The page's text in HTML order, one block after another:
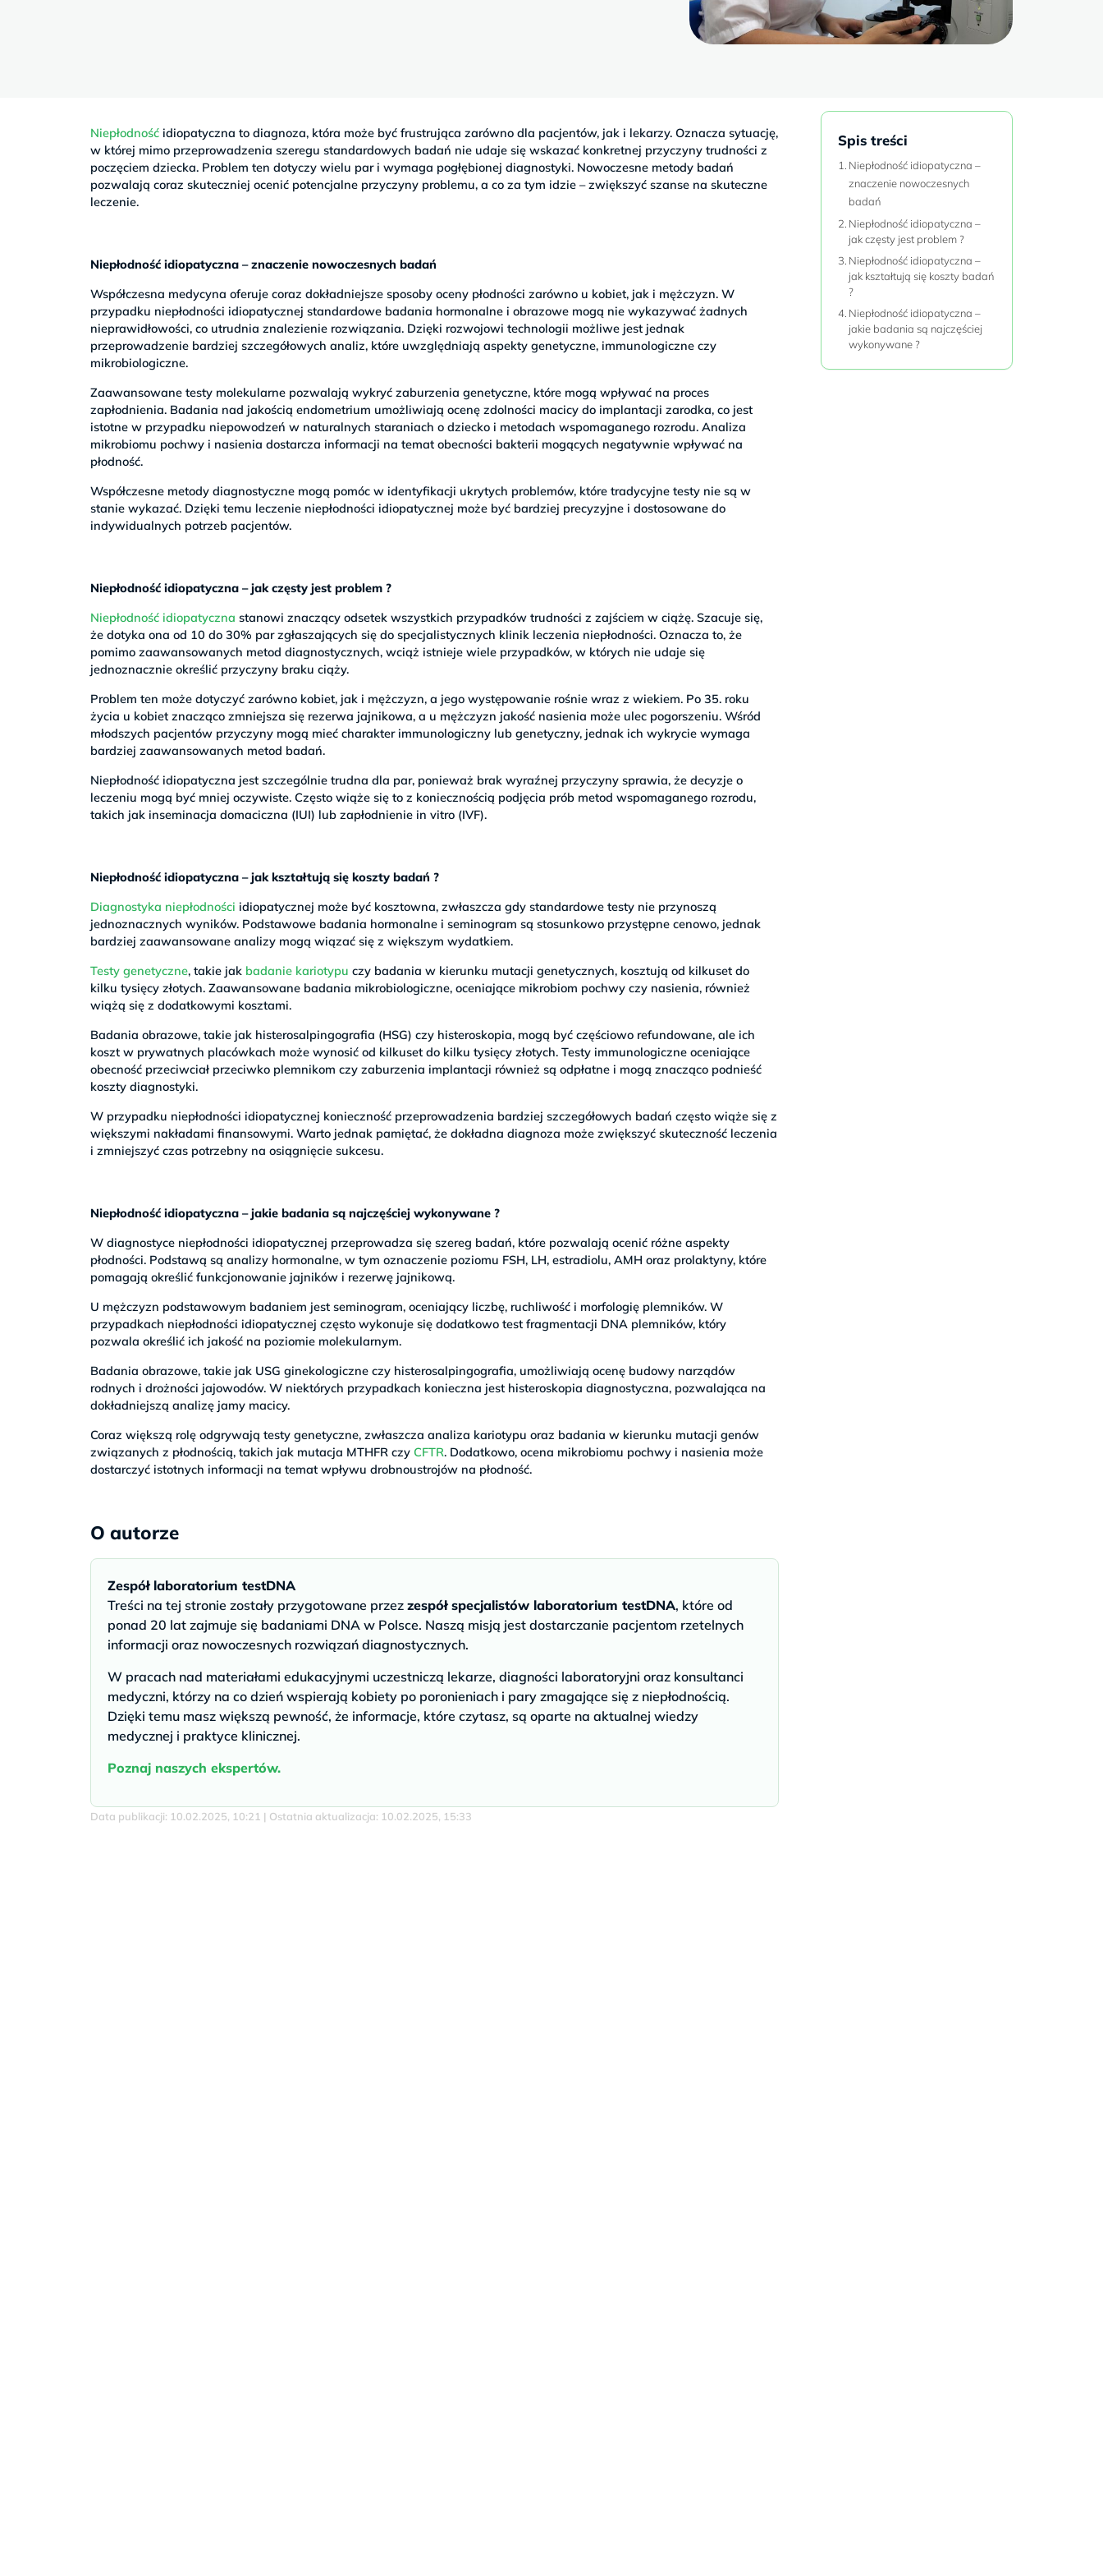
Niepłodność idiopatyczna to diagnoza, która może być frustrująca zarówno dla pacjentów, jak i lekarzy. Oznacza sytuację,
w której mimo przeprowadzenia szeregu standardowych badań nie udaje się wskazać konkretnej przyczyny trudności z
poczęciem dziecka. Problem ten dotyczy wielu par i wymaga pogłębionej diagnostyki. Nowoczesne metody badań
pozwalają coraz skuteczniej ocenić potencjalne przyczyny problemu, a co za tym idzie – zwiększyć szanse na skuteczne
leczenie.
Niepłodność idiopatyczna – znaczenie nowoczesnych badań
Współczesna medycyna oferuje coraz dokładniejsze sposoby oceny płodności zarówno u kobiet, jak i mężczyzn. W
przypadku niepłodności idiopatycznej standardowe badania hormonalne i obrazowe mogą nie wykazywać żadnych
nieprawidłowości, co utrudnia znalezienie rozwiązania. Dzięki rozwojowi technologii możliwe jest jednak
przeprowadzenie bardziej szczegółowych analiz, które uwzględniają aspekty genetyczne, immunologiczne czy
mikrobiologiczne.
Zaawansowane testy molekularne pozwalają wykryć zaburzenia genetyczne, które mogą wpływać na proces
zapłodnienia. Badania nad jakością endometrium umożliwiają ocenę zdolności macicy do implantacji zarodka, co jest
istotne w przypadku niepowodzeń w naturalnych staraniach o dziecko i metodach wspomaganego rozrodu. Analiza
mikrobiomu pochwy i nasienia dostarcza informacji na temat obecności bakterii mogących negatywnie wpływać na
płodność.
Współczesne metody diagnostyczne mogą pomóc w identyfikacji ukrytych problemów, które tradycyjne testy nie są w
stanie wykazać. Dzięki temu leczenie niepłodności idiopatycznej może być bardziej precyzyjne i dostosowane do
indywidualnych potrzeb pacjentów.
Niepłodność idiopatyczna – jak częsty jest problem ?
Niepłodność idiopatyczna stanowi znaczący odsetek wszystkich przypadków trudności z zajściem w ciążę. Szacuje się,
że dotyka ona od 10 do 30% par zgłaszających się do specjalistycznych klinik leczenia niepłodności. Oznacza to, że
pomimo zaawansowanych metod diagnostycznych, wciąż istnieje wiele przypadków, w których nie udaje się
jednoznacznie określić przyczyny braku ciąży.
Problem ten może dotyczyć zarówno kobiet, jak i mężczyzn, a jego występowanie rośnie wraz z wiekiem. Po 35. roku
życia u kobiet znacząco zmniejsza się rezerwa jajnikowa, a u mężczyzn jakość nasienia może ulec pogorszeniu. Wśród
młodszych pacjentów przyczyny mogą mieć charakter immunologiczny lub genetyczny, jednak ich wykrycie wymaga
bardziej zaawansowanych metod badań.
Niepłodność idiopatyczna jest szczególnie trudna dla par, ponieważ brak wyraźnej przyczyny sprawia, że decyzje o
leczeniu mogą być mniej oczywiste. Często wiąże się to z koniecznością podjęcia prób metod wspomaganego rozrodu,
takich jak inseminacja domaciczna (IUI) lub zapłodnienie in vitro (IVF).
Niepłodność idiopatyczna – jak kształtują się koszty badań ?
Diagnostyka niepłodności idiopatycznej może być kosztowna, zwłaszcza gdy standardowe testy nie przynoszą
jednoznacznych wyników. Podstawowe badania hormonalne i seminogram są stosunkowo przystępne cenowo, jednak
bardziej zaawansowane analizy mogą wiązać się z większym wydatkiem.
Testy genetyczne, takie jak badanie kariotypu czy badania w kierunku mutacji genetycznych, kosztują od kilkuset do
kilku tysięcy złotych. Zaawansowane badania mikrobiologiczne, oceniające mikrobiom pochwy czy nasienia, również
wiążą się z dodatkowymi kosztami.
Badania obrazowe, takie jak histerosalpingografia (HSG) czy histeroskopia, mogą być częściowo refundowane, ale ich
koszt w prywatnych placówkach może wynosić od kilkuset do kilku tysięcy złotych. Testy immunologiczne oceniające
obecność przeciwciał przeciwko plemnikom czy zaburzenia implantacji również są odpłatne i mogą znacząco podnieść
koszty diagnostyki.
W przypadku niepłodności idiopatycznej konieczność przeprowadzenia bardziej szczegółowych badań często wiąże się z
większymi nakładami finansowymi. Warto jednak pamiętać, że dokładna diagnoza może zwiększyć skuteczność leczenia
i zmniejszyć czas potrzebny na osiągnięcie sukcesu.
Niepłodność idiopatyczna – jakie badania są najczęściej wykonywane ?
W diagnostyce niepłodności idiopatycznej przeprowadza się szereg badań, które pozwalają ocenić różne aspekty
płodności. Podstawą są analizy hormonalne, w tym oznaczenie poziomu FSH, LH, estradiolu, AMH oraz prolaktyny, które
pomagają określić funkcjonowanie jajników i rezerwę jajnikową.
U mężczyzn podstawowym badaniem jest seminogram, oceniający liczbę, ruchliwość i morfologię plemników. W
przypadkach niepłodności idiopatycznej często wykonuje się dodatkowo test fragmentacji DNA plemników, który
pozwala określić ich jakość na poziomie molekularnym.
Badania obrazowe, takie jak USG ginekologiczne czy histerosalpingografia, umożliwiają ocenę budowy narządów
rodnych i drożności jajowodów. W niektórych przypadkach konieczna jest histeroskopia diagnostyczna, pozwalająca na
dokładniejszą analizę jamy macicy.
Coraz większą rolę odgrywają testy genetyczne, zwłaszcza analiza kariotypu oraz badania w kierunku mutacji genów
związanych z płodnością, takich jak mutacja MTHFR czy CFTR. Dodatkowo, ocena mikrobiomu pochwy i nasienia może
dostarczyć istotnych informacji na temat wpływu drobnoustrojów na płodność.
O autorze
Zespół laboratorium testDNA
Treści na tej stronie zostały przygotowane przezzespół specjalistów laboratorium testDNA, które od
ponad 20 lat zajmuje się badaniami DNA w Polsce. Naszą misją jest dostarczanie pacjentom rzetelnych
informacji oraz nowoczesnych rozwiązań diagnostycznych.
W pracach nad materiałami edukacyjnymi uczestniczą lekarze, diagności laboratoryjni oraz konsultanci
medyczni, którzy na co dzień wspierają kobiety po poronieniach i pary zmagające się z niepłodnością.
Dzięki temu masz większą pewność, że informacje, które czytasz, są oparte na aktualnej wiedzy
medycznej i praktyce klinicznej.
Poznaj naszych ekspertów.
Data publikacji: 10.02.2025, 10:21 | Ostatnia aktualizacja: 10.02.2025, 15:33
Spis treści
Niepłodność idiopatyczna –
znaczenie nowoczesnych
badań
Niepłodność idiopatyczna –
jak częsty jest problem ?
Niepłodność idiopatyczna –
jak kształtują się koszty badań
?
Niepłodność idiopatyczna –
jakie badania są najczęściej
wykonywane ?